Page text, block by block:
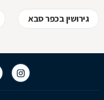
גירושין בכפר סבא